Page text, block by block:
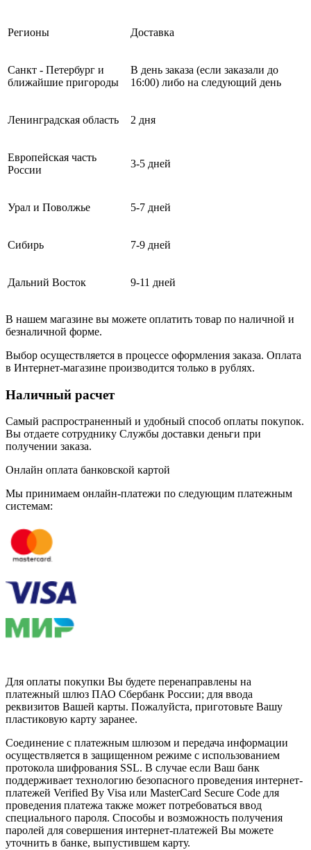
Регионы Доставка
Санкт - Петербург и
ближайшие пригороды
В день заказа (если заказали до
16:00) либо на следующий день
Ленинградская область 2 дня
Европейская часть
России
3-5 дней
Урал и Поволжье 5-7 дней
Сибирь 7-9 дней
Дальний Восток 9-11 дней
В нашем магазине вы можете оплатить товар по наличной и
безналичной форме.
Выбор осуществляется в процессе оформления заказа. Оплата
в Интернет-магазине производится только в рублях.
Наличный расчет
Самый распространенный и удобный способ оплаты покупок.
Вы отдаете сотруднику Службы доставки деньги при
получении заказа.
Онлайн оплата банковской картой
Мы принимаем онлайн-платежи по cледующим платежным
системам:
Для оплаты покупки Вы будете перенаправлены на
платежный шлюз ПАО Сбербанк России; для ввода
реквизитов Вашей карты. Пожалуйста, приготовьте Вашу
пластиковую карту заранее.
Соединение с платежным шлюзом и передача информации
осуществляется в защищенном режиме с использованием
протокола шифрования SSL. В случае если Ваш банк
поддерживает технологию безопасного проведения интернет-
платежей Verified By Visa или MasterCard Secure Code для
проведения платежа также может потребоваться ввод
специального пароля. Способы и возможность получения
паролей для совершения интернет-платежей Вы можете
уточнить в банке, выпустившем карту.